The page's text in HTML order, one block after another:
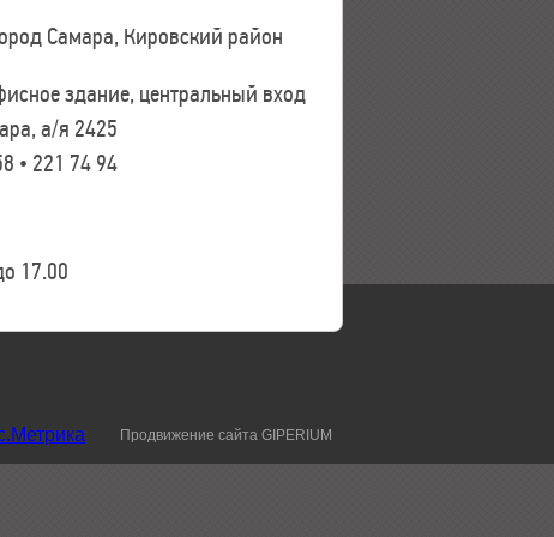
Самара, Кировский район
здание, центральный вход
а/я 2425
• 221 74 94
17.00
Продвижение сайта GIPERIUM